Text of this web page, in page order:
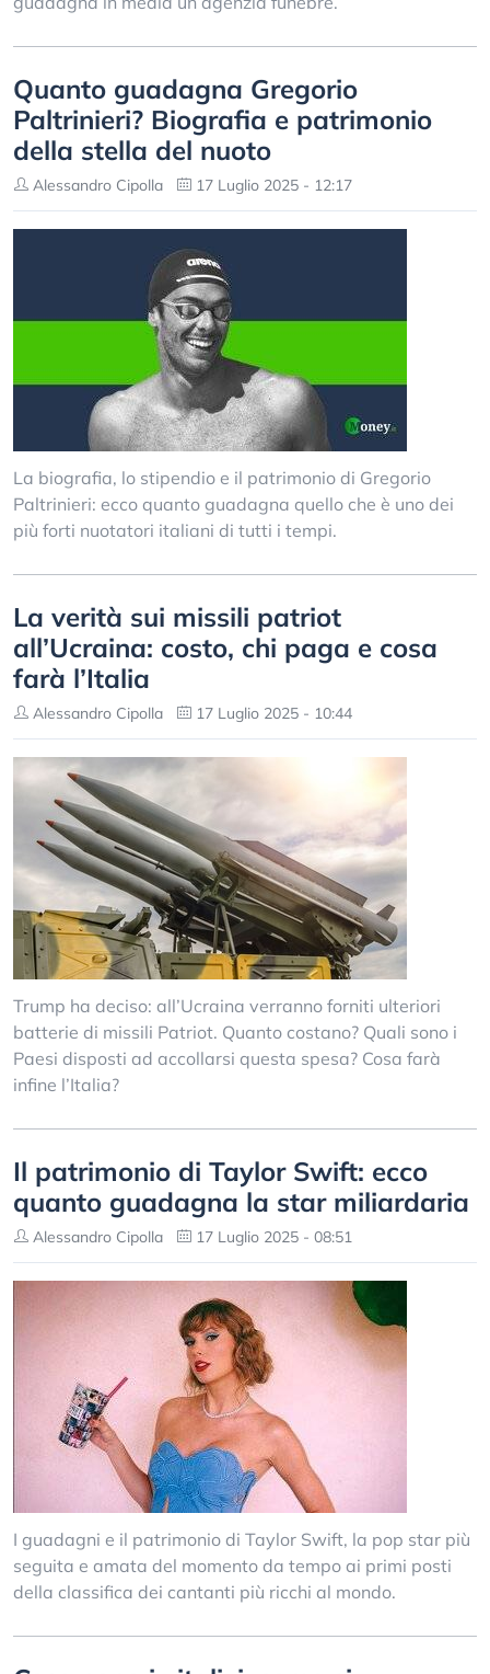
Quanto guadagna Gregorio
Paltrinieri? Biografia e patrimonio
della stella del nuoto
Alessandro Cipolla 17 Luglio 2025 - 12:17
La biografia, lo stipendio e il patrimonio di Gregorio
Paltrinieri: ecco quanto guadagna quello che è uno dei
più forti nuotatori italiani di tutti i tempi.
La verità sui missili patriot
all’Ucraina: costo, chi paga e cosa
farà l’Italia
Alessandro Cipolla 17 Luglio 2025 - 10:44
Trump ha deciso: all’Ucraina verranno forniti ulteriori
batterie di missili Patriot. Quanto costano? Quali sono i
Paesi disposti ad accollarsi questa spesa? Cosa farà
infine l’Italia?
Il patrimonio di Taylor Swift: ecco
quanto guadagna la star miliardaria
Alessandro Cipolla 17 Luglio 2025 - 08:51
I guadagni e il patrimonio di Taylor Swift, la pop star più
seguita e amata del momento da tempo ai primi posti
della classifica dei cantanti più ricchi al mondo.